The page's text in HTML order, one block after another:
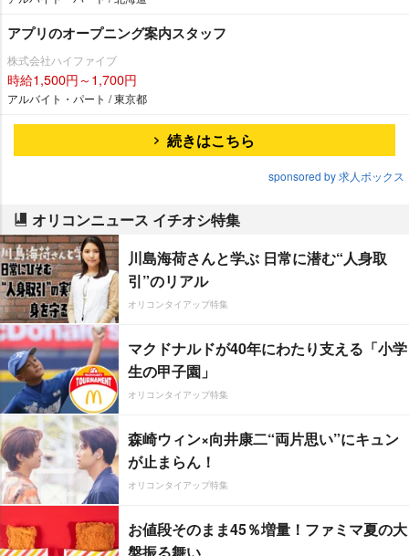
アプリのオープニング案内スタッフ
株式会社ハイファイブ
時給1,500円～1,700円
アルバイト・パート / 東京都
続きはこちら
sponsored by 求人ボックス
オリコンニュース イチオシ特集
川島海荷さんと学ぶ 日常に潜む“人身取
引”のリアル
オリコンタイアップ特集
マクドナルドが40年にわたり支える「小学
生の甲子園」
オリコンタイアップ特集
森崎ウィン×向井康二“両片思い”にキュン
が止まらん！
オリコンタイアップ特集
お値段そのまま45％増量！ファミマ夏の大
盤振る舞い